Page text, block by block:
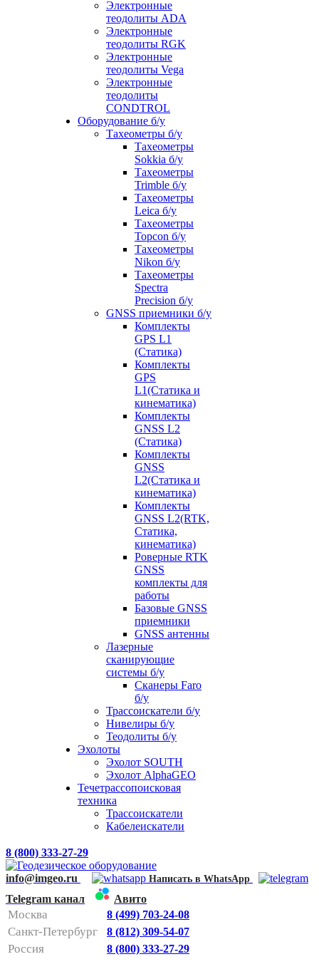
Электронные
теодолиты ADA
Электронные
теодолиты RGK
Электронные
теодолиты Vega
Электронные
теодолиты
CONDTROL
Оборудование б/у
Тахеометры б/у
Тахеометры
Sokkia б/у
Тахеометры
Trimble б/у
Тахеометры
Leica б/у
Тахеометры
Topcon б/у
Тахеометры
Nikon б/у
Тахеометры
Spectra
Precision б/у
GNSS приемники б/у
Комплекты
GPS L1
(Статика)
Комплекты
GPS
L1(Статика и
кинематика)
Комплекты
GNSS L2
(Статика)
Комплекты
GNSS
L2(Статика и
кинематика)
Комплекты
GNSS L2(RTK,
Статика,
кинематика)
Роверные RTK
GNSS
комплекты для
работы
Базовые GNSS
приемники
GNSS антенны
Лазерные
сканирующие
системы б/у
Сканеры Faro
б/у
Трассоискатели б/у
Нивелиры б/у
Теодолиты б/у
Эхолоты
Эхолот SOUTH
Эхолот AlphaGEO
Течетрассопоисковая
техника
Трассоискатели
Кабелеискатели
8 (800) 333-27-29
info@imgeo.ru Написать в WhatsApp
Telegram канал Авито
Москва 8 (499) 703-24-08
Санкт-Петербург 8 (812) 309-54-07
Россия 8 (800) 333-27-29